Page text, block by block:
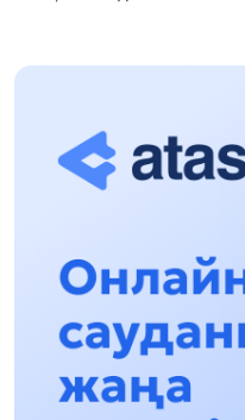
Халықаралық
13:13, 30 Шілде 2026
12:01, 28 Шілде 2026
Абзал Достияр:
Алматы түрмесіне
16:15, 27 Шілде 2026